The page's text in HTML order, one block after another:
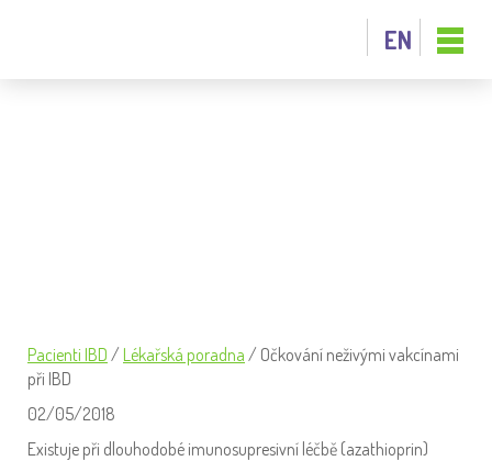
EN
Pacienti IBD / Lékařská poradna / Očkování neživými vakcínami
při IBD
02/05/2018
Existuje při dlouhodobé imunosupresivní léčbě (azathioprin)